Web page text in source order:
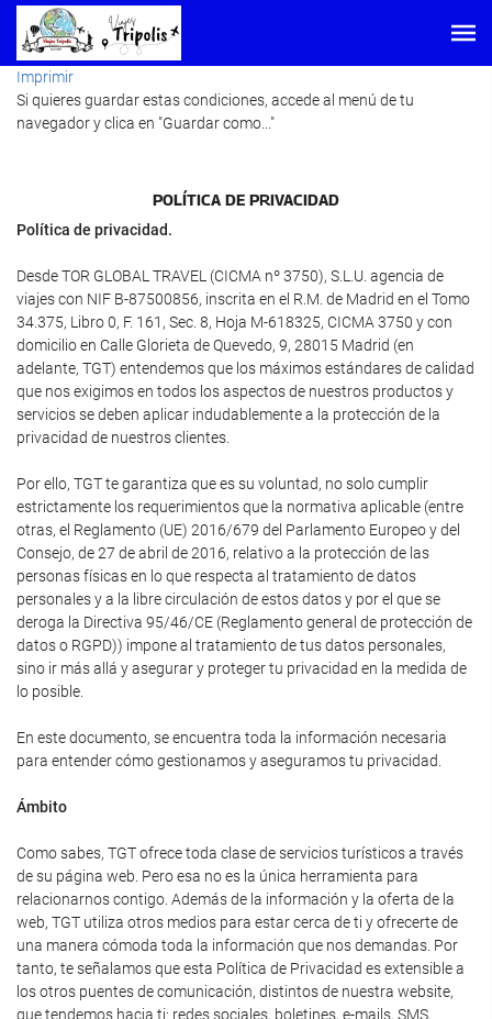
Imprimir
Si quieres guardar estas condiciones, accede al menú de tu
navegador y clica en "Guardar como..."
POLÍTICA DE PRIVACIDAD
Política de privacidad.
Desde TOR GLOBAL TRAVEL (CICMA nº 3750), S.L.U. agencia de
viajes con NIF B-87500856, inscrita en el R.M. de Madrid en el Tomo
34.375, Libro 0, F. 161, Sec. 8, Hoja M-618325, CICMA 3750 y con
domicilio en Calle Glorieta de Quevedo, 9, 28015 Madrid (en
adelante, TGT) entendemos que los máximos estándares de calidad
que nos exigimos en todos los aspectos de nuestros productos y
servicios se deben aplicar indudablemente a la protección de la
privacidad de nuestros clientes.
Por ello, TGT te garantiza que es su voluntad, no solo cumplir
estrictamente los requerimientos que la normativa aplicable (entre
otras, el Reglamento (UE) 2016/679 del Parlamento Europeo y del
Consejo, de 27 de abril de 2016, relativo a la protección de las
personas físicas en lo que respecta al tratamiento de datos
personales y a la libre circulación de estos datos y por el que se
deroga la Directiva 95/46/CE (Reglamento general de protección de
datos o RGPD)) impone al tratamiento de tus datos personales,
sino ir más allá y asegurar y proteger tu privacidad en la medida de
lo posible.
En este documento, se encuentra toda la información necesaria
para entender cómo gestionamos y aseguramos tu privacidad.
Ámbito
Como sabes, TGT ofrece toda clase de servicios turísticos a través
de su página web. Pero esa no es la única herramienta para
relacionarnos contigo. Además de la información y la oferta de la
web, TGT utiliza otros medios para estar cerca de ti y ofrecerte de
una manera cómoda toda la información que nos demandas. Por
tanto, te señalamos que esta Política de Privacidad es extensible a
los otros puentes de comunicación, distintos de nuestra website,
que tendemos hacia ti: redes sociales, boletines, e-mails, SMS,